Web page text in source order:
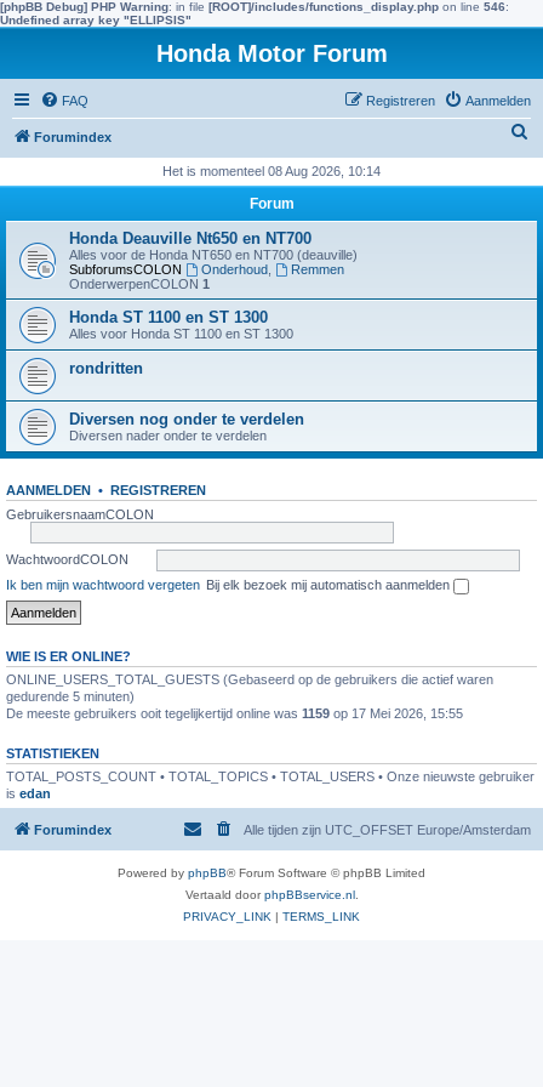
[phpBB Debug] PHP Warning: in file [ROOT]/includes/functions_display.php on line 546:
Undefined array key "ELLIPSIS"
Honda Motor Forum
FAQ Aanmelden
Registreren
Forumindex
k
Het is momenteel 08 Aug 2026, 10:14
Forum
Honda Deauville Nt650 en NT700
Alles voor de Honda NT650 en NT700 (deauville)
SubforumsCOLON
Onderhoud,
Remmen
OnderwerpenCOLON 1
Honda ST 1100 en ST 1300
Alles voor Honda ST 1100 en ST 1300
rondritten
Diversen nog onder te verdelen
Diversen nader onder te verdelen
AANMELDEN • REGISTREREN
GebruikersnaamCOLON
WachtwoordCOLON
Ik ben mijn wachtwoord vergeten Bij elk bezoek mij automatisch aanmelden
WIE IS ER ONLINE?
ONLINE_USERS_TOTAL_GUESTS (Gebaseerd op de gebruikers die actief waren
gedurende 5 minuten)
De meeste gebruikers ooit tegelijkertijd online was 1159 op 17 Mei 2026, 15:55
STATISTIEKEN
TOTAL_POSTS_COUNT • TOTAL_TOPICS • TOTAL_USERS • Onze nieuwste gebruiker
is edan
Forumindex Alle tijden zijn UTC_OFFSET Europe/Amsterdam
Powered by phpBB® Forum Software © phpBB Limited
Vertaald doorphpBBservice.nl.
PRIVACY_LINK | TERMS_LINK